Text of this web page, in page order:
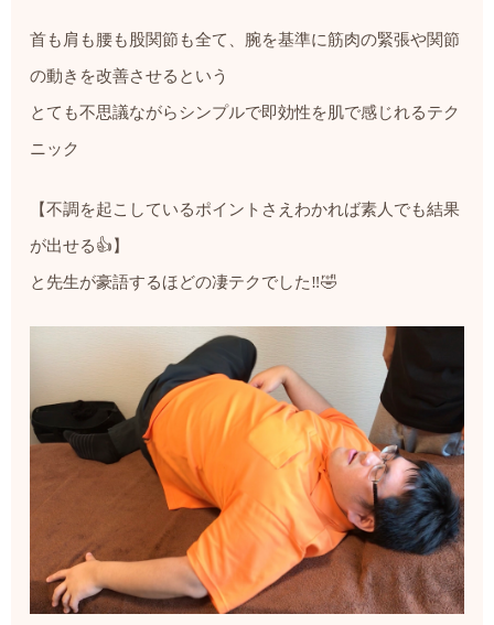
首も肩も腰も股関節も全て、腕を基準に筋肉の緊張や関節
の動きを改善させるという
とても不思議ながらシンプルで即効性を肌で感じれるテク
ニック
【不調を起こしているポイントさえわかれば素人でも結果
が出せる👍】
と先生が豪語するほどの凄テクでした‼️🤣